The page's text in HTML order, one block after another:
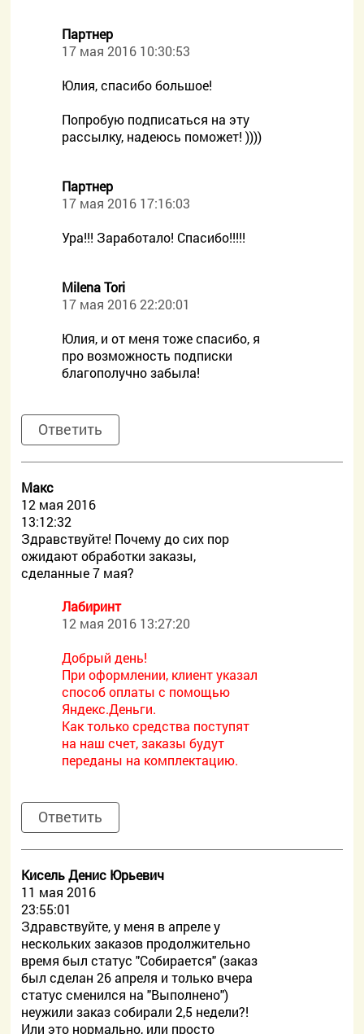
Партнер
17 мая 2016 10:30:53
Юлия, спасибо большое!
Попробую подписаться на эту
рассылку, надеюсь поможет! ))))
Партнер
17 мая 2016 17:16:03
Ура!!! Заработало! Спасибо!!!!!
Milena Tori
17 мая 2016 22:20:01
Юлия, и от меня тоже спасибо, я
про возможность подписки
благополучно забыла!
Ответить
Макс
12 мая 2016
13:12:32
Здравствуйте! Почему до сих пор
ожидают обработки заказы,
сделанные 7 мая?
Лабиринт
12 мая 2016 13:27:20
Добрый день!
При оформлении, клиент указал
способ оплаты с помощью
Яндекс.Деньги.
Как только средства поступят
на наш счет, заказы будут
переданы на комплектацию.
Ответить
Кисель Денис Юрьевич
11 мая 2016
23:55:01
Здравствуйте, у меня в апреле у
нескольких заказов продолжительно
время был статус "Собирается" (заказ
был сделан 26 апреля и только вчера
статус сменился на "Выполнено")
неужили заказ собирали 2,5 недели?!
Или это нормально, или просто